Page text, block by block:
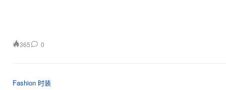
365 0
Fashion 时装